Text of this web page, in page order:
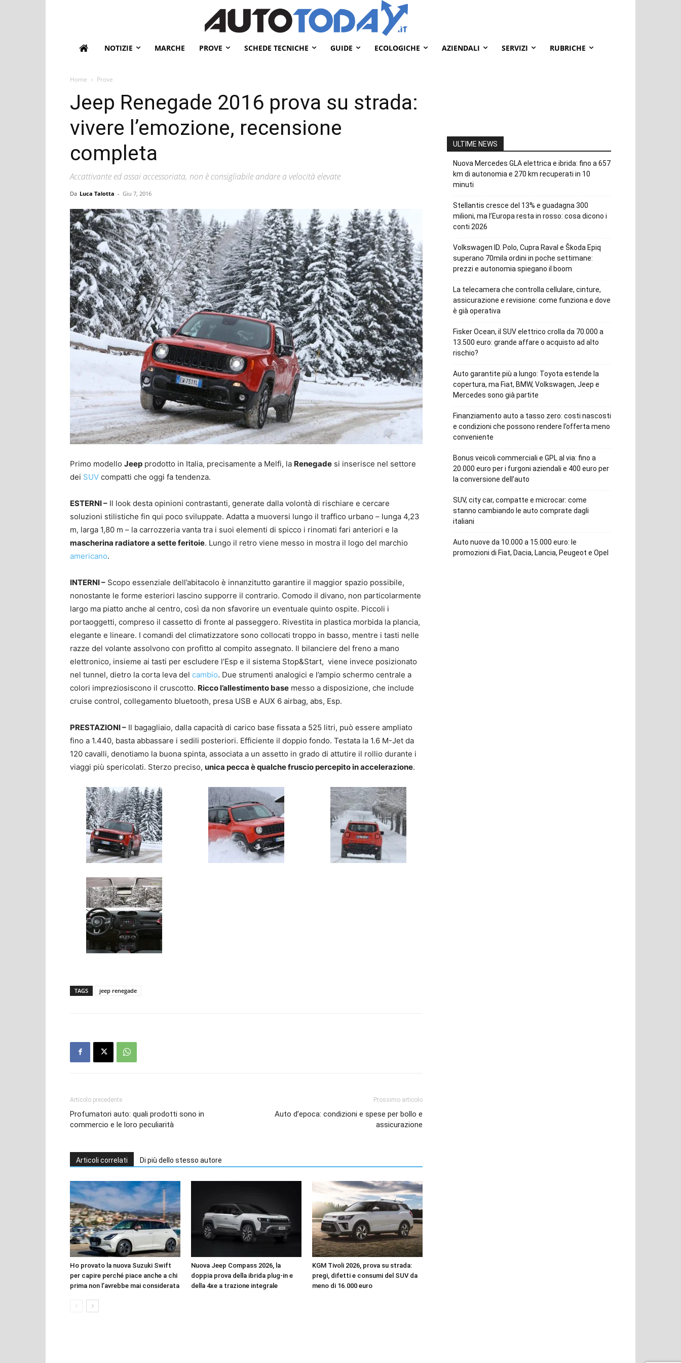
NOTIZIE MARCHE PROVE SCHEDE TECNICHE GUIDE ECOLOGICHE AZIENDALI SERVIZI RUBRICHE
Home Prove
Jeep Renegade 2016 prova su strada:
vivere l’emozione, recensione
completa
Accattivante ed assai accessoriata, non è consigliabile andare a velocità elevate
Da Luca Talotta - Giu 7, 2016
Primo modello Jeep prodotto in Italia, precisamente a Melfi, la Renegade si inserisce nel settore
dei SUV compatti che oggi fa tendenza.
ESTERNI – Il look desta opinioni contrastanti, generate dalla volontà di rischiare e cercare
soluzioni stilistiche fin qui poco sviluppate. Adatta a muoversi lungo il traffico urbano – lunga 4,23
m, larga 1,80 m – la carrozzeria vanta tra i suoi elementi di spicco i rinomati fari anteriori e la
mascherina radiatore a sette feritoie. Lungo il retro viene messo in mostra il logo del marchio
americano.
INTERNI – Scopo essenziale dell’abitacolo è innanzitutto garantire il maggior spazio possibile,
nonostante le forme esteriori lascino supporre il contrario. Comodo il divano, non particolarmente
largo ma piatto anche al centro, così da non sfavorire un eventuale quinto ospite. Piccoli i
portaoggetti, compreso il cassetto di fronte al passeggero. Rivestita in plastica morbida la plancia,
elegante e lineare. I comandi del climatizzatore sono collocati troppo in basso, mentre i tasti nelle
razze del volante assolvono con profitto al compito assegnato. Il bilanciere del freno a mano
elettronico, insieme ai tasti per escludere l’Esp e il sistema Stop&Start, viene invece posizionato
nel tunnel, dietro la corta leva del cambio. Due strumenti analogici e l’ampio schermo centrale a
colori impreziosiscono il cruscotto. Ricco l’allestimento base messo a disposizione, che include
cruise control, collegamento bluetooth, presa USB e AUX 6 airbag, abs, Esp.
PRESTAZIONI – Il bagagliaio, dalla capacità di carico base fissata a 525 litri, può essere ampliato
fino a 1.440, basta abbassare i sedili posteriori. Efficiente il doppio fondo. Testata la 1.6 M-Jet da
120 cavalli, denotiamo la buona spinta, associata a un assetto in grado di attutire il rollio durante i
viaggi più spericolati. Sterzo preciso, unica pecca è qualche fruscio percepito in accelerazione.
TAGS jeep renegade
Articolo precedente
Profumatori auto: quali prodotti sono in
commercio e le loro peculiarità
Prossimo articolo
Auto d’epoca: condizioni e spese per bollo e
assicurazione
Articoli correlati Di più dello stesso autore
Ho provato la nuova Suzuki Swift
per capire perché piace anche a chi
prima non l’avrebbe mai considerata
Nuova Jeep Compass 2026, la
doppia prova della ibrida plug-in e
della 4xe a trazione integrale
KGM Tivoli 2026, prova su strada:
pregi, difetti e consumi del SUV da
meno di 16.000 euro
ULTIME NEWS
Nuova Mercedes GLA elettrica e ibrida: fino a 657
km di autonomia e 270 km recuperati in 10
minuti
Stellantis cresce del 13% e guadagna 300
milioni, ma l’Europa resta in rosso: cosa dicono i
conti 2026
Volkswagen ID. Polo, Cupra Raval e Škoda Epiq
superano 70mila ordini in poche settimane:
prezzi e autonomia spiegano il boom
La telecamera che controlla cellulare, cinture,
assicurazione e revisione: come funziona e dove
è già operativa
Fisker Ocean, il SUV elettrico crolla da 70.000 a
13.500 euro: grande affare o acquisto ad alto
rischio?
Auto garantite più a lungo: Toyota estende la
copertura, ma Fiat, BMW, Volkswagen, Jeep e
Mercedes sono già partite
Finanziamento auto a tasso zero: costi nascosti
e condizioni che possono rendere l’offerta meno
conveniente
Bonus veicoli commerciali e GPL al via: fino a
20.000 euro per i furgoni aziendali e 400 euro per
la conversione dell’auto
SUV, city car, compatte e microcar: come
stanno cambiando le auto comprate dagli
italiani
Auto nuove da 10.000 a 15.000 euro: le
promozioni di Fiat, Dacia, Lancia, Peugeot e Opel